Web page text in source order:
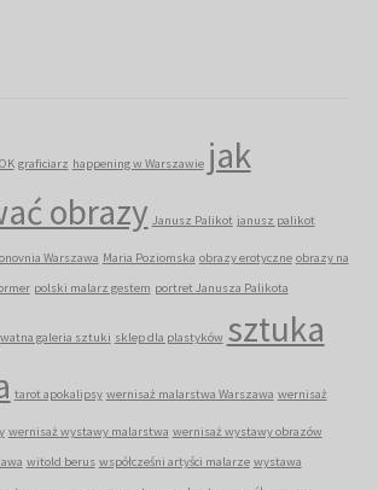
graficiarz happening w Warszawie jak
obrazy Janusz Palikot janusz palikot
Warszawa Maria Poziomska obrazy erotyczne obrazy na
polski malarz gestem portret Janusza Palikota
galeria sztuki sklep dla plastyków sztuka
tarot apokalipsy wernisaż malarstwa Warszawa wernisaż
wernisaż wystawy malarstwa wernisaż wystawy obrazów
witold berus współcześni artyści malarze wystawa